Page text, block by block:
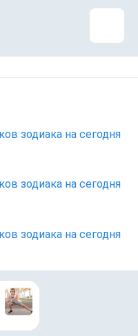
зодиака на сегодня
зодиака на сегодня
зодиака на сегодня